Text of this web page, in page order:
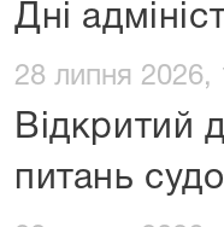
Дні
28 липня 2026,
Відкритий
питань